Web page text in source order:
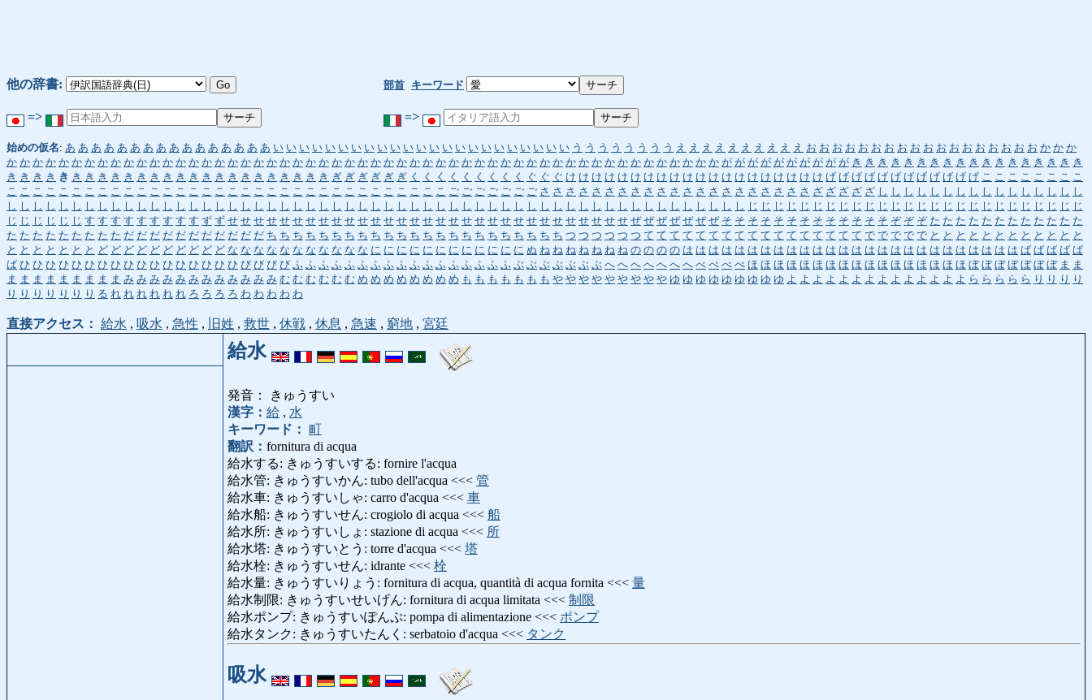
他の辞書: 部首 キーワード
=> =>
始めの仮名: あ あ あ あ あ あ あ あ あ あ あ あ あ あ あ あ い い い い い い い い い い い い い い い い い い い い い い い う う う う う う う う え え え え え え え え え え お お お お お お お お お お お お お お お お お お か か か
か か か か か か か か か か か か か か か か か か か か か か か か か か か か か か か か か か か か か か か か か か か か か か か か か か か か か か か が が が が が が が が が が き き き き き き き き き き き き き き き き き き
き き き き き き き き き き き き き き き き き き き き き き き き き ぎ ぎ ぎ ぎ ぎ ぎ く く く く く く く く く ぐ ぐ ぐ け け け け け け け け け け け け け け け け け け け け げ げ げ げ げ げ げ げ げ げ げ げ こ こ こ こ こ こ こ こ
こ こ こ こ こ こ こ こ こ こ こ こ こ こ こ こ こ こ こ こ こ こ こ こ こ こ こ こ こ こ こ こ こ こ ご ご ご ご ご ご ご さ さ さ さ さ さ さ さ さ さ さ さ さ さ さ さ さ さ さ さ さ ざ ざ ざ ざ ざ し し し し し し し し し し し し し し し し
し し し し し し し し し し し し し し し し し し し し し し し し し し し し し し し し し し し し し し し し し し し し し し し し し し し し し し し し し じ じ じ じ じ じ じ じ じ じ じ じ じ じ じ じ じ じ じ じ じ じ じ じ じ じ
じ じ じ じ じ じ す す す す す す す す す ず ず せ せ せ せ せ せ せ せ せ せ せ せ せ せ せ せ せ せ せ せ せ せ せ せ せ せ せ せ せ せ せ ぜ ぜ ぜ ぜ ぜ ぜ ぜ そ そ そ そ そ そ そ そ そ そ そ そ そ ぞ ぞ ぞ た た た た た た た た た た た た
た た た た た た た た た だ だ だ だ だ だ だ だ だ だ だ ち ち ち ち ち ち ち ち ち ち ち ち ち ち ち ち ち ち ち ち ち ち ち つ つ つ つ つ つ て て て て て て て て て て て て て て て て て で で で で で と と と と と と と と と と と と
と と と と と と と ど ど ど ど ど ど ど ど ど ど な な な な な な な な な な な に に に に に に に に に に に に ぬ ね ね ね ね ね ね ね の の の の は は は は は は は は は は は は は は は は は は は は は は は は は は ば ば ば ば ば
ば ひ ひ ひ ひ ひ ひ ひ ひ ひ ひ ひ ひ ひ ひ ひ ひ ひ び び び び ふ ふ ふ ふ ふ ふ ふ ふ ふ ふ ふ ふ ふ ふ ふ ふ ふ ぶ ぶ ぶ ぶ ぶ ぶ ぶ へ へ へ へ へ へ へ べ べ べ ぺ ほ ほ ほ ほ ほ ほ ほ ほ ほ ほ ほ ほ ほ ほ ほ ほ ほ ぼ ぼ ぼ ぼ ぼ ぼ ぼ ま ま
ま ま ま ま ま ま ま ま ま み み み み み み み み み み み み む む む む む む め め め め め め め め も も も も も も も や や や や や や や や や ゆ ゆ ゆ ゆ ゆ ゆ ゆ ゆ ゆ よ よ よ よ よ よ よ よ よ よ よ よ よ よ ら ら ら ら ら り り り り
り り り り り り り る れ れ れ れ れ れ ろ ろ ろ ろ わ わ わ わ わ
直接アクセス： 給水 , 吸水 , 急性 , 旧姓 , 救世 , 休戦 , 休息 , 急速 , 窮地 , 宮廷
給水
発音： きゅうすい
漢字： 給 , 水
キーワード： 町
翻訳： fornitura di acqua
給水する: きゅうすいする: fornire l'acqua
給水管: きゅうすいかん: tubo dell'acqua <<< 管
給水車: きゅうすいしゃ: carro d'acqua <<< 車
給水船: きゅうすいせん: crogiolo di acqua <<< 船
給水所: きゅうすいしょ: stazione di acqua <<< 所
給水塔: きゅうすいとう: torre d'acqua <<< 塔
給水栓: きゅうすいせん: idrante <<< 栓
給水量: きゅうすいりょう: fornitura di acqua, quantità di acqua fornita <<< 量
給水制限: きゅうすいせいげん: fornitura di acqua limitata <<< 制限
給水ポンプ: きゅうすいぽんぷ: pompa di alimentazione <<< ポンプ
給水タンク: きゅうすいたんく: serbatoio d'acqua <<< タンク
吸水